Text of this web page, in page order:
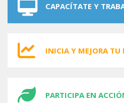
CAPACÍTATE Y
INICIA Y MEJORA TU
PARTICIPA EN